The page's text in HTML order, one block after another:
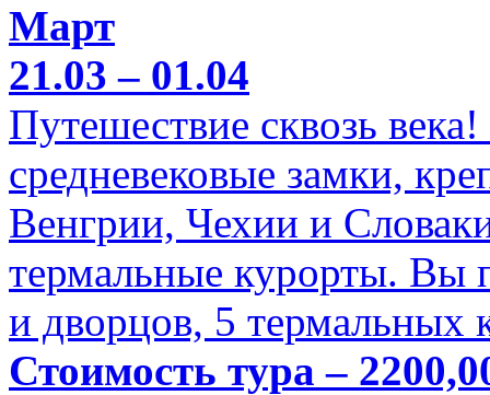
Март
21.03 – 01.04
Путешествие сквозь
средневековые замки,
Венгрии, Чехии и
термальные курорты. Вы
и дворцов, 5 термальных
Стоимость тура –